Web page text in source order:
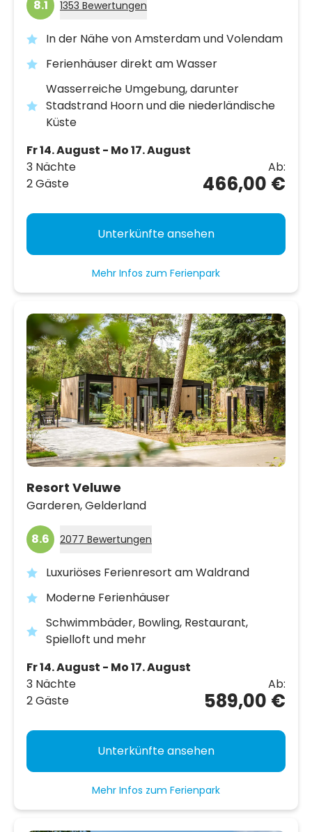
8.1 1353 Bewertungen
In der Nähe von Amsterdam und Volendam
Ferienhäuser direkt am Wasser
Wasserreiche Umgebung, darunter
Stadstrand Hoorn und die niederländische
Küste
Fr 14. August - Mo 17. August
3 Nächte
2 Gäste
Ab:
466,00 €
Unterkünfte ansehen
Mehr Infos zum Ferienpark
Resort Veluwe
Garderen,Gelderland
8.6 2077 Bewertungen
Luxuriöses Ferienresort am Waldrand
Moderne Ferienhäuser
Schwimmbäder, Bowling, Restaurant,
Spielloft und mehr
Fr 14. August - Mo 17. August
3 Nächte
2 Gäste
Ab:
589,00 €
Unterkünfte ansehen
Mehr Infos zum Ferienpark